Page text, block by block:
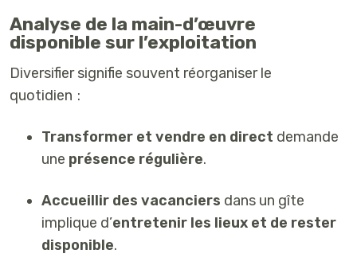
Analyse de la main-d’œuvre
disponible sur l’exploitation
Diversifier signifie souvent réorganiser le
quotidien :
Transformer et vendre en direct demande
une présence régulière.
Accueillir des vacanciers dans un gîte
implique d’entretenir les lieux et de rester
disponible.